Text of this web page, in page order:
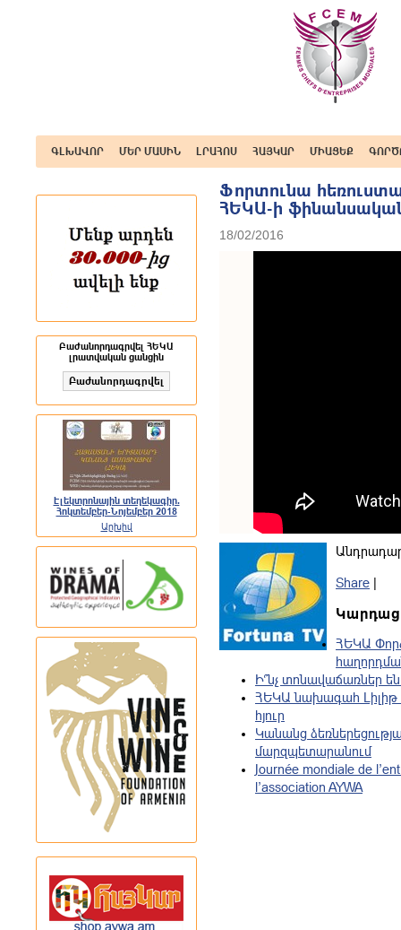
ԳԼԽԱՎՈՐ ՄԵՐ ՄԱՍԻՆ ԼՐԱՀՈՍ ՀԱՅԿԱՐ ՄԻԱՑԵՔ
Բաժանորդագրվել ՀԵԿԱ
լրատվական ցանցին
Էլեկտրոնային տեղեկագիր.
Հոկտեմբեր-Նոյեմբեր 2018
Արխիվ
Ֆորտունա
ՀԵԿԱ-ի
18/02/2016
Share
ՀԵԿԱ
Ի՞նչ տոնավաճառներ
ՀԵԿԱ նախագահ Լիլիթ
հյուր
Կանանց
մարզպետարանում
Journée mondiale de
l’association AYWA